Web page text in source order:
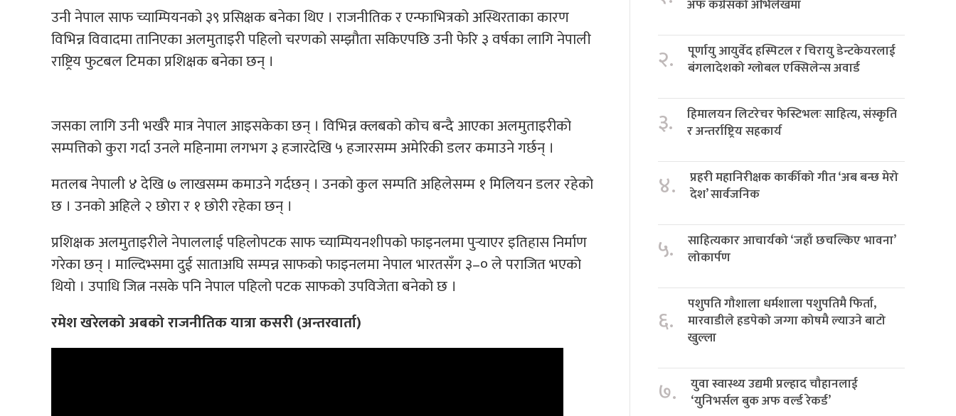
उनी नेपाल साफ च्याम्पियनको ३९ प्रसिक्षक बनेका थिए । राजनीतिक र एन्फाभित्रको अस्थिरताका कारण
विभिन्न विवादमा तानिएका अलमुताइरी पहिलो चरणको सम्झौता सकिएपछि उनी फेरि ३ वर्षका लागि नेपाली
राष्ट्रिय फुटबल टिमका प्रशिक्षक बनेका छन् ।
जसका लागि उनी भर्खरै मात्र नेपाल आइसकेका छन् । विभिन्न क्लबको कोच बन्दै आएका अलमुताइरीको
सम्पत्तिको कुरा गर्दा उनले महिनामा लगभग ३ हजारदेखि ५ हजारसम्म अमेरिकी डलर कमाउने गर्छन् ।
मतलब नेपाली ४ देखि ७ लाखसम्म कमाउने गर्दछन् । उनको कुल सम्पति अहिलेसम्म १ मिलियन डलर रहेको
छ । उनको अहिले २ छोरा र १ छोरी रहेका छन् ।
प्रशिक्षक अलमुताइरीले नेपाललाई पहिलोपटक साफ च्याम्पियनशीपको फाइनलमा पुर्‍याएर इतिहास निर्माण
गरेका छन् । माल्दिभ्समा दुई साताअघि सम्पन्न साफको फाइनलमा नेपाल भारतसँग ३–० ले पराजित भएको
थियो । उपाधि जित्न नसके पनि नेपाल पहिलो पटक साफको उपविजेता बनेको छ ।
रमेश खरेलको अबको राजनीतिक यात्रा कसरी (अन्तरवार्ता)
अफ कंग्रेसको अभिलेखमा
२.
पूर्णायु आयुर्वेद हस्पिटल र चिरायु डेन्टकेयरलाई
बंगलादेशको ग्लोबल एक्सिलेन्स अवार्ड
३.
हिमालयन लिटरेचर फेस्टिभलः साहित्य, संस्कृति
र अन्तर्राष्ट्रिय सहकार्य
४.
प्रहरी महानिरीक्षक कार्कीको गीत ‘अब बन्छ मेरो
देश’ सार्वजनिक
५.
साहित्यकार आचार्यको ‘जहाँ छचल्किए भावना’
लोकार्पण
६.
पशुपति गौशाला धर्मशाला पशुपतिमै फिर्ता,
मारवाडीले हडपेको जग्गा कोषमै ल्याउने बाटो
खुल्ला
७.
युवा स्वास्थ्य उद्यमी प्रल्हाद चौहानलाई
‘युनिभर्सल बुक अफ वर्ल्ड रेकर्ड’